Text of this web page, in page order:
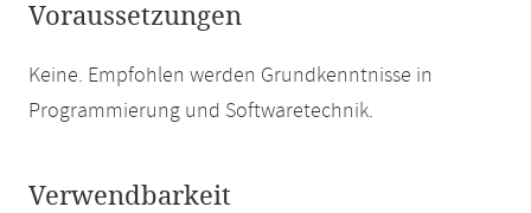
Voraussetzungen
Keine. Empfohlen werden Grundkenntnisse in
Programmierung und Softwaretechnik.
Verwendbarkeit